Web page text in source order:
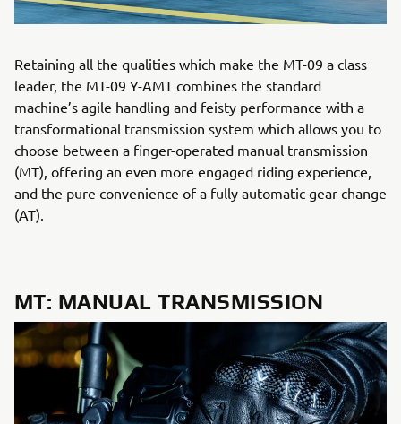
Retaining all the qualities which make the MT-09 a class
leader, the MT-09 Y-AMT combines the standard
machine’s agile handling and feisty performance with a
transformational transmission system which allows you to
choose between a finger-operated manual transmission
(MT), offering an even more engaged riding experience,
and the pure convenience of a fully automatic gear change
(AT).
MT: MANUAL TRANSMISSION